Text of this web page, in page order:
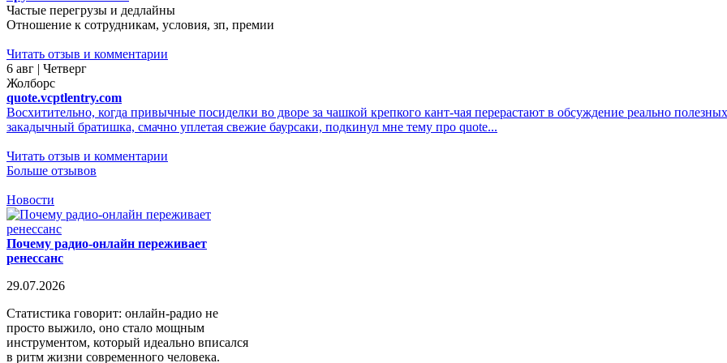
Частые перегрузы и дедлайны
Отношение к сотрудникам, условия, зп, премии
Читать отзыв и комментарии
6 авг | Четверг
Жолборс
quote.vcptlentry.com
Восхитительно, когда привычные посиделки во дворе за чашкой крепкого кант-чая перерастают в обсуждение реально
закадычный братишка, смачно уплетая свежие баурсаки, подкинул мне тему про quote...
Читать отзыв и комментарии
Больше отзывов
Новости
Почему радио-онлайн переживает
ренессанс
29.07.2026
Статистика говорит: онлайн-радио не
просто выжило, оно стало мощным
инструментом, который идеально вписался
в ритм жизни современного человека.